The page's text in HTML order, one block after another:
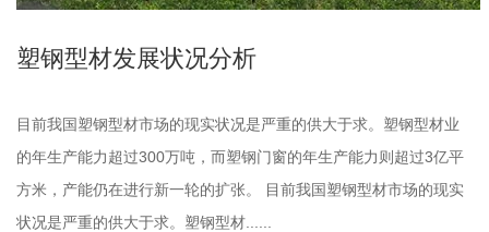
塑钢型材发展状况分析
目前我国塑钢型材市场的现实状况是严重的供大于求。塑钢型材业
的年生产能力超过300万吨，而塑钢门窗的年生产能力则超过3亿平
方米，产能仍在进行新一轮的扩张。 目前我国塑钢型材市场的现实
状况是严重的供大于求。塑钢型材......